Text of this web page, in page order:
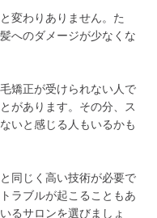
変わりありません。た
へのダメージが少なくな
矯正が受けられない人で
があります。その分、ス
いと感じる人もいるかも
同じく高い技術が必要で
ラブルが起こることもあ
るサロンを選びましょ